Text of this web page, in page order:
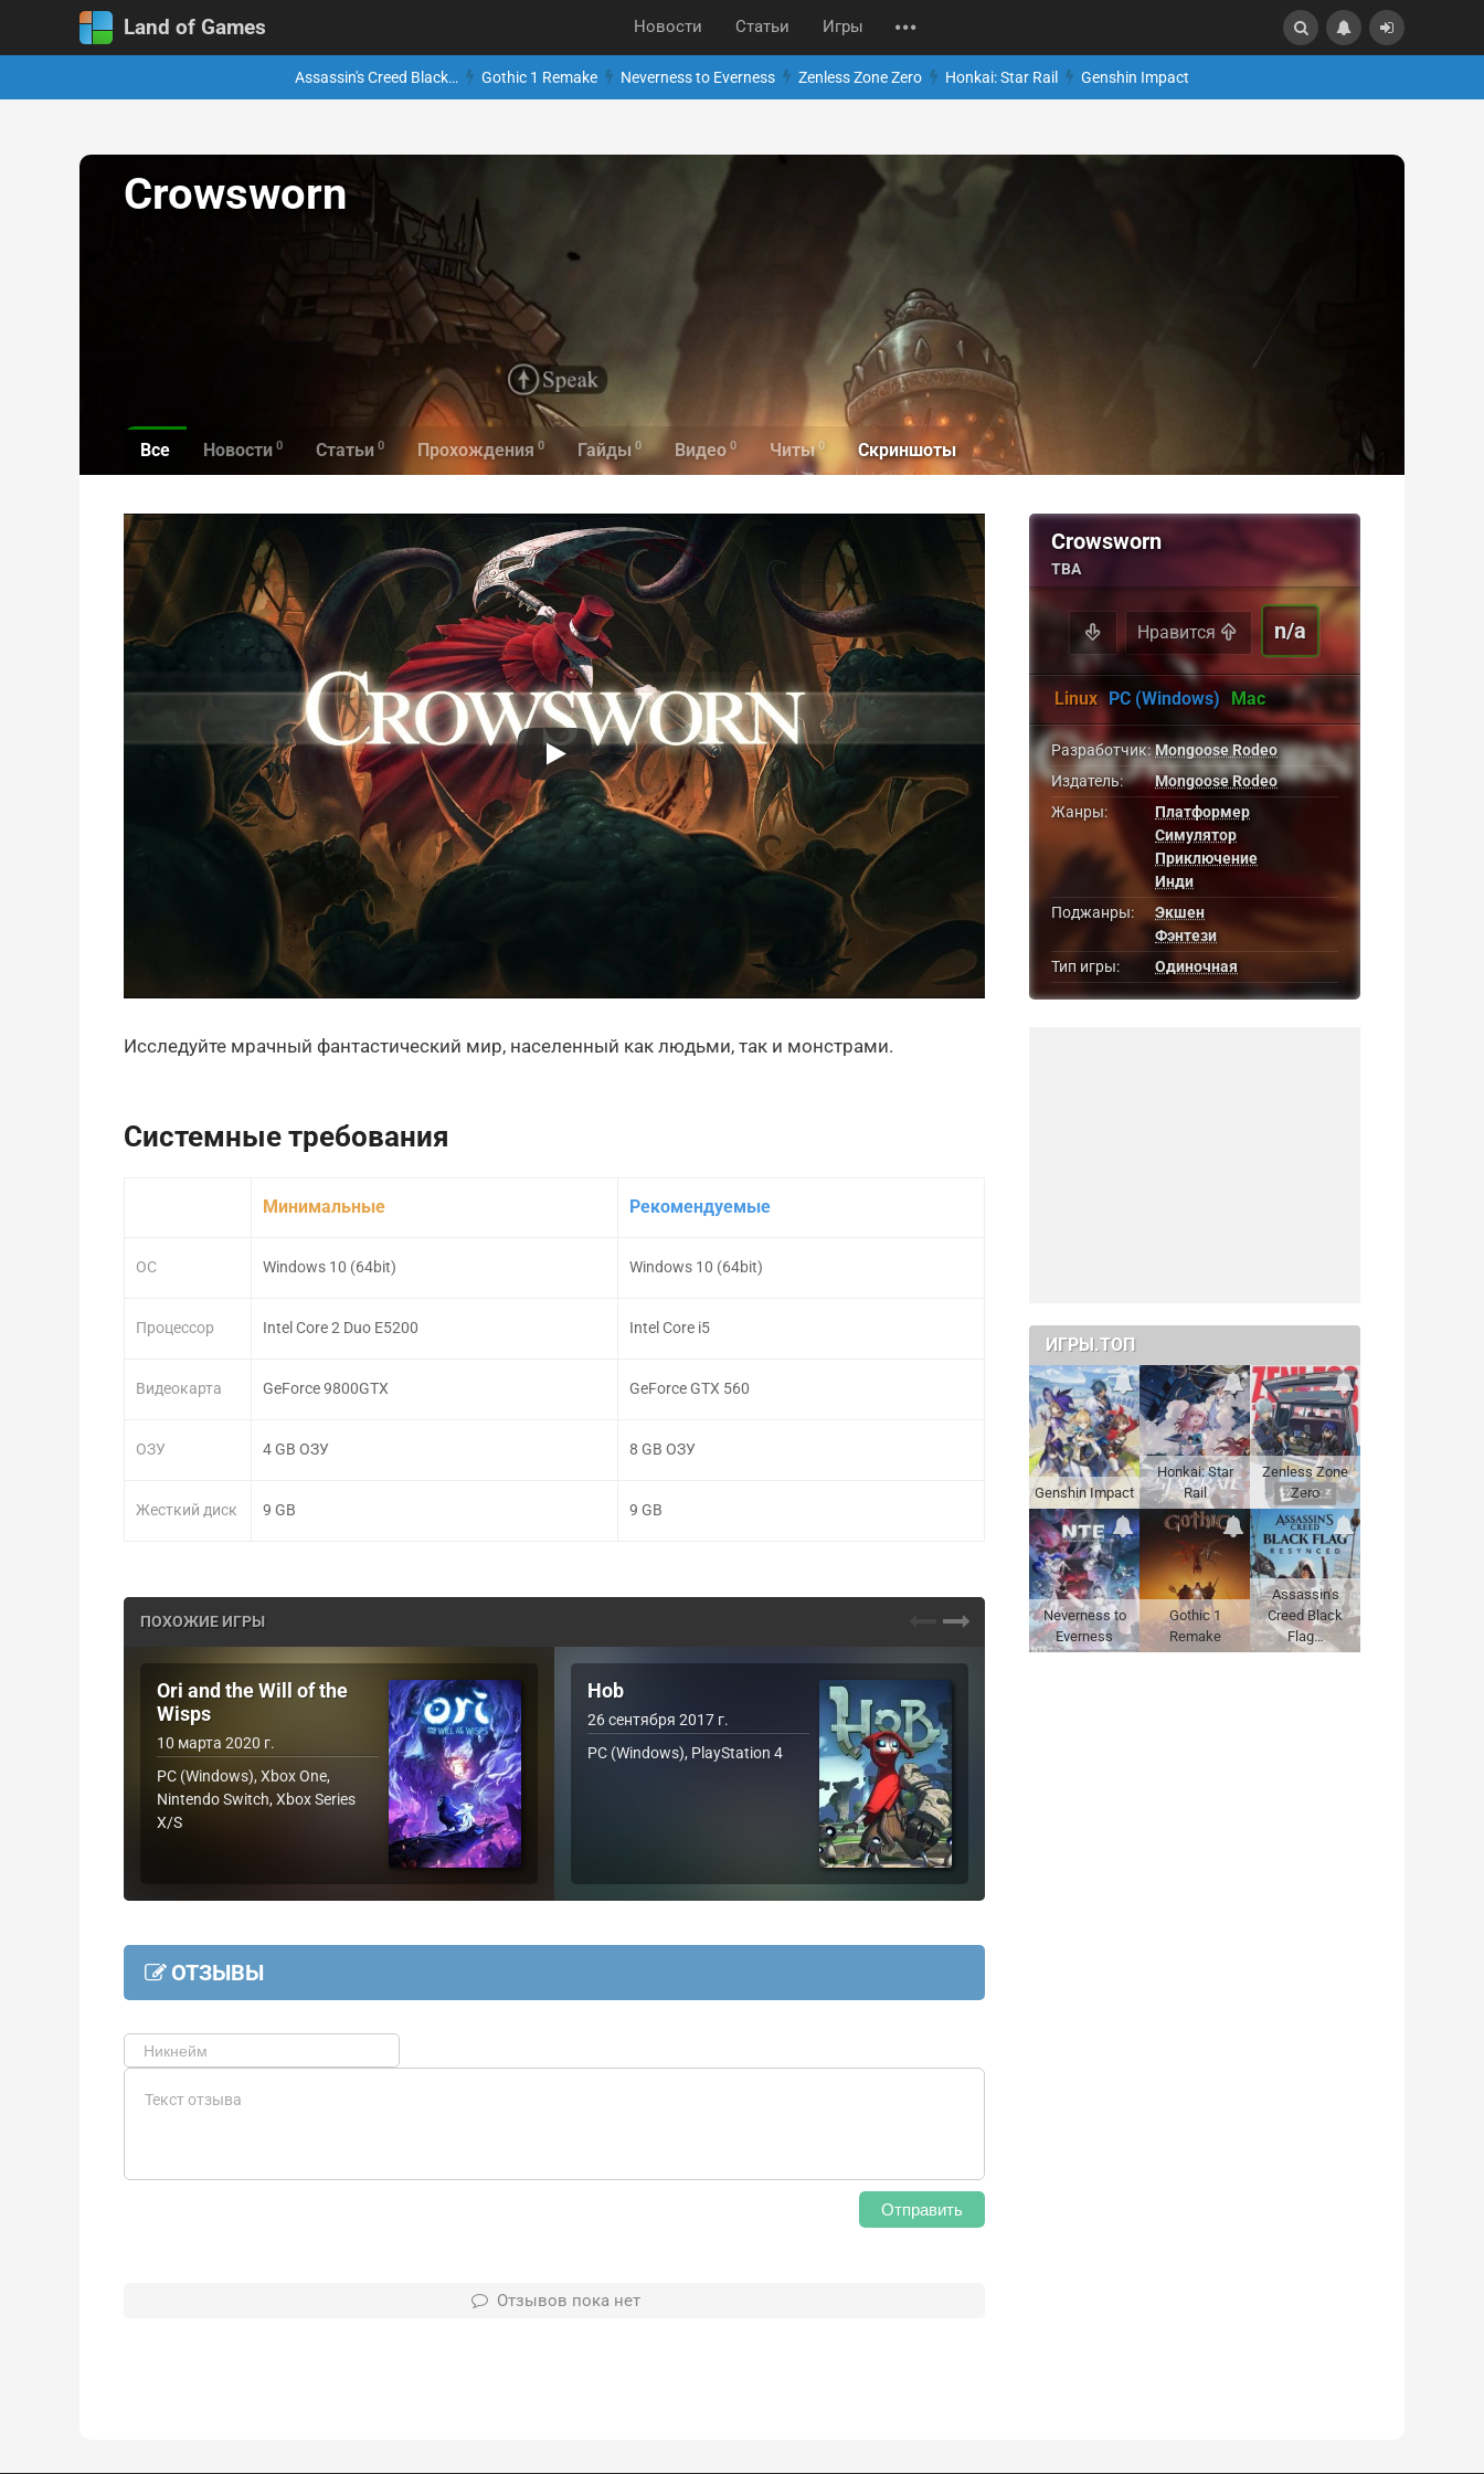
Land of Games Новости Статьи Игры
Assassin's Creed Black… Gothic 1 Remake Neverness to Everness Zenless Zone Zero Honkai: Star Rail Genshin Impact
Crowsworn
Все Новости 0 Статьи 0 Прохождения 0 Гайды 0 Видео 0 Читы 0 Скриншоты
Исследуйте мрачный фантастический мир, населенный как людьми, так и монстрами.
Системные требования
ОС
Процессор
Видеокарта
ОЗУ
Жесткий диск
Минимальные
Windows 10 (64bit)
Intel Core 2 Duo E5200
GeForce 9800GTX
4 GB ОЗУ
9 GB
Рекомендуемые
Windows 10 (64bit)
Intel Core i5
GeForce GTX 560
8 GB ОЗУ
9 GB
ПОХОЖИЕ ИГРЫ
Ori and the Will of the
Wisps
10 марта 2020 г.
PC (Windows), Xbox One,
Nintendo Switch, Xbox Series
X/S
Hob
26 сентября 2017 г.
PC (Windows), PlayStation 4
ОТЗЫВЫ
Отправить
Отзывов пока нет
Crowsworn
TBA
Нравится n/a
Linux PC (Windows) Mac
Разработчик: Mongoose Rodeo
Издатель:
Mongoose Rodeo
Жанры:
Платформер
Симулятор
Приключение
Инди
Поджанры:
Экшен
Фэнтези
Тип игры:
Одиночная
ИГРЫ.ТОП
Genshin Impact
Honkai: Star
Rail
Zenless Zone
Zero
Neverness to
Everness
Gothic 1
Remake
Assassin's
Creed Black
Flag…